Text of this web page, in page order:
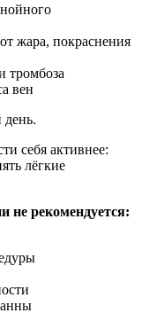
жара, покраснения
тромбоза
вен
себя активнее:
лёгкие
не рекомендуется: